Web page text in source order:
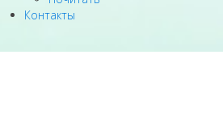
Контакты